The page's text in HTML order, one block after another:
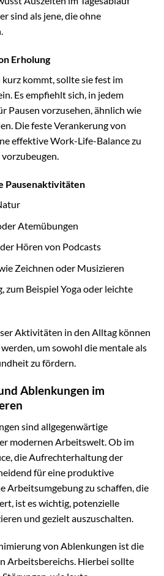
sind als jene, die ohne
Erholung
kommt, sollte sie fest im
Es empfiehlt sich, in jedem
Pausen vorzusehen, ähnlich wie
Die feste Verankerung von
effektive Work-Life-Balance zu
Pausenaktivitäten
Atemübungen
Hören von Podcasts
Zeichnen oder Musizieren
zum Beispiel Yoga oder leichte
Aktivitäten in den Alltag können
um sowohl die mentale als
zu fördern.
Ablenkungen im
sind allgegenwärtige
modernen Arbeitswelt. Ob im
die Aufrechterhaltung der
für eine produktive
Arbeitsumgebung zu schaffen, die
ist es wichtig, potenzielle
und gezielt auszuschalten.
von Ablenkungen ist die
Arbeitsbereichs. Hierbei sollte